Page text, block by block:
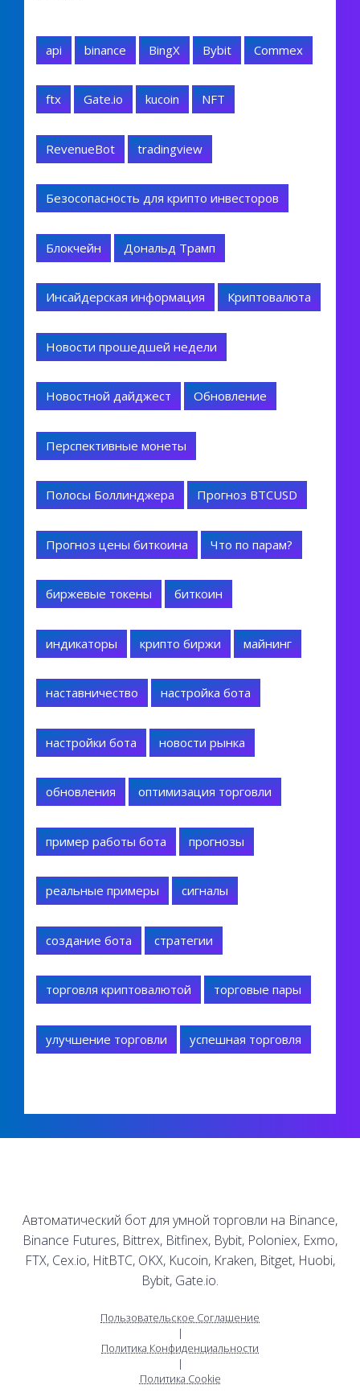
api binance BingX Bybit Commex
ftx Gate.io kucoin NFT
RevenueBot tradingview
Безосопасность для крипто инвесторов
Блокчейн Дональд Трамп
Инсайдерская информация Криптовалюта
Новости прошедшей недели
Новостной дайджест Обновление
Перспективные монеты
Полосы Боллинджера Прогноз BTCUSD
Прогноз цены биткоина Что по парам?
биржевые токены биткоин
индикаторы крипто биржи майнинг
наставничество настройка бота
настройки бота новости рынка
обновления оптимизация торговли
пример работы бота прогнозы
реальные примеры сигналы
создание бота стратегии
торговля криптовалютой торговые пары
улучшение торговли успешная торговля
Автоматический бот для умной торговли на Binance,
Binance Futures, Bittrex, Bitfinex, Bybit, Poloniex, Exmo,
FTX, Cex.io, HitBTC, OKX, Kucoin, Kraken, Bitget, Huobi,
Bybit, Gate.io.
Пользовательское Соглашение
|
Политика Конфиденциальности
|
Политика Cookie